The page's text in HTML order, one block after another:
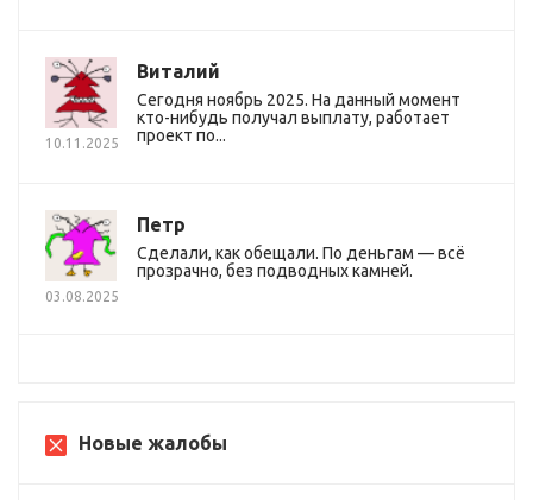
10.11.2025
Виталий
Сегодня ноябрь 2025. На данный момент
кто-нибудь получал выплату, работает
проект по...
03.08.2025
Петр
Сделали, как обещали. По деньгам — всё
прозрачно, без подводных камней.
Новые жалобы